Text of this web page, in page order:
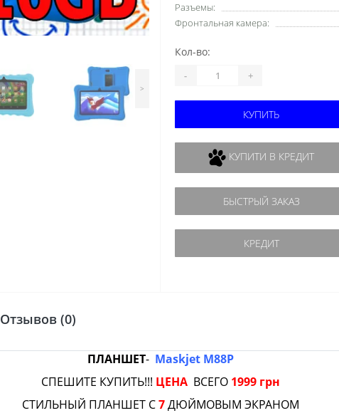
>
Разъемы:
Фронтальная камера:
Кол-во:
- +
КУПИТЬ
КУПИТИ В КРЕДИТ
БЫСТРЫЙ ЗАКАЗ
КРЕДИТ
Отзывов (0)
ПЛАНШЕТ- Maskjet M88P
СПЕШИТЕ КУПИТЬ!!! ЦЕНА ВСЕГО 1999 грн
СТИЛЬНЫЙ ПЛАНШЕТ С7ДЮЙМОВЫМ ЭКРАНОМ